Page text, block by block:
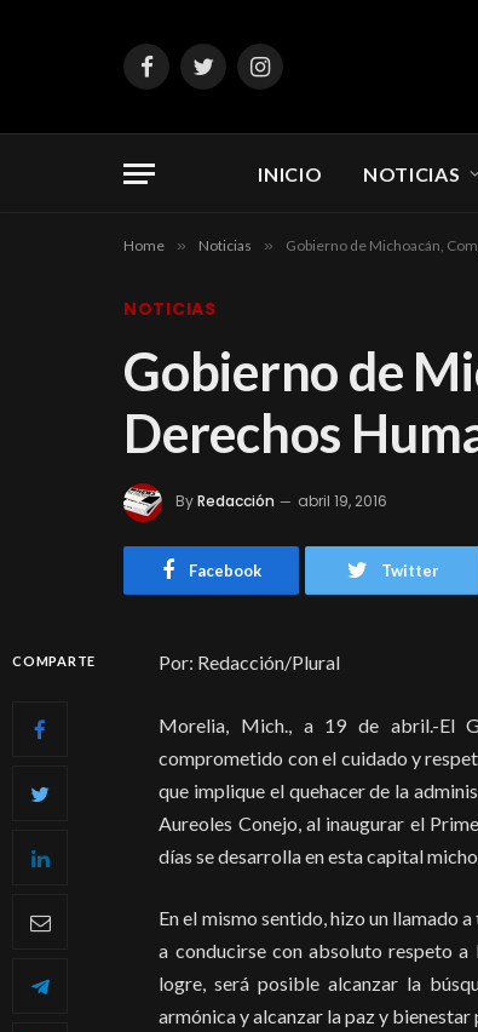
FacebookTwitterInstagram
INICIO NOTICIAS
Home » Noticias » Gobierno de Michoacán,
NOTICIAS
Gobierno de
Derechos
ByRedacción abril 19, 2016
Facebook Twitter
COMPARTE Por: Redacción/Plural
Morelia, Mich., a 19 de abril.-El
comprometido con el cuidado y
que implique el quehacer de la
Aureoles Conejo, al inaugurar el
días se desarrolla en esta capital
En el mismo sentido, hizo un llamado
a conducirse con absoluto respeto a
logre, será posible alcanzar la
armónica y alcanzar la paz y